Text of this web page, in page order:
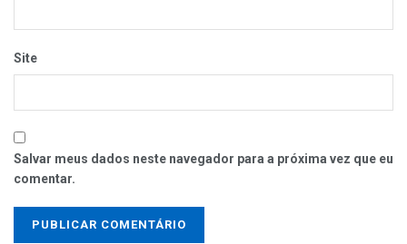
Site
Salvar meus dados neste navegador para a próxima vez que eu
comentar.